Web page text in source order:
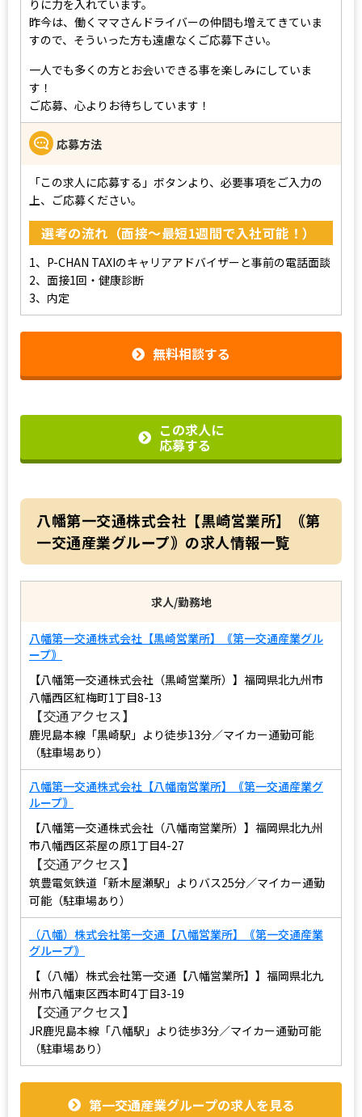
りに力を入れています。
昨今は、働くママさんドライバーの仲間も増えてきていま
すので、そういった方も遠慮なくご応募下さい。
一人でも多くの方とお会いできる事を楽しみにしていま
す！
ご応募、心よりお待ちしています！
応募方法
「この求人に応募する」ボタンより、必要事項をご入力の
上、ご応募ください。
選考の流れ（面接～最短1週間で入社可能！）
1、P-CHAN TAXIのキャリアアドバイザーと事前の電話面談
2、面接1回・健康診断
3、内定
無料相談する
この求人に
応募する
八幡第一交通株式会社【黒崎営業所】｟第
一交通産業グループ｠の求人情報一覧
求人/勤務地
八幡第一交通株式会社【黒崎営業所】｟第一交通産業グル
ープ｠
【八幡第一交通株式会社（黒崎営業所）】福岡県北九州市
八幡西区紅梅町1丁目8-13
【交通アクセス】
鹿児島本線「黒崎駅」より徒歩13分／マイカー通勤可能
（駐車場あり）
八幡第一交通株式会社【八幡南営業所】｟第一交通産業グ
ループ｠
【八幡第一交通株式会社（八幡南営業所）】福岡県北九州
市八幡西区茶屋の原1丁目4-27
【交通アクセス】
筑豊電気鉄道「新木屋瀬駅」よりバス25分／マイカー通勤
可能（駐車場あり）
（八幡）株式会社第一交通【八幡営業所】｟第一交通産業
グループ｠
【（八幡）株式会社第一交通【八幡営業所】】福岡県北九
州市八幡東区西本町4丁目3-19
【交通アクセス】
JR鹿児島本線「八幡駅」より徒歩3分／マイカー通勤可能
（駐車場あり）
第一交通産業グループの求人を見る